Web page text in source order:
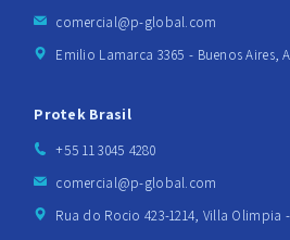
comercial@p-global.com
Emilio Lamarca 3365 - Buenos Aires,
Protek Brasil
+55 11 3045 4280
comercial@p-global.com
Rua do Rocio 423-1214, Villa Olimpia